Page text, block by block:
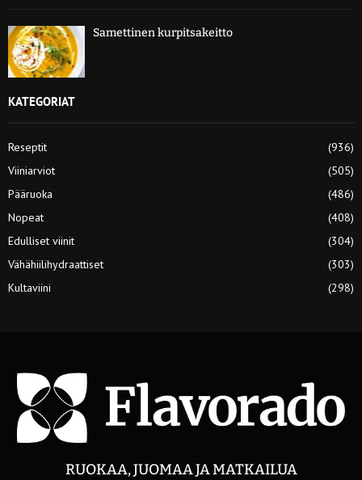
Samettinen kurpitsakeitto
KATEGORIAT
Reseptit
(936)
Viiniarviot
(505)
Pääruoka
(486)
Nopeat
(408)
Edulliset viinit
(304)
Vähähiilihydraattiset
(303)
Kultaviini
(298)
RUOKAA, JUOMAA JA MATKAILUA